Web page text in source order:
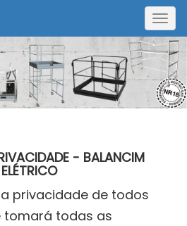
- BALANCIM
ELÉTRICO
privacidade de todos
todas as